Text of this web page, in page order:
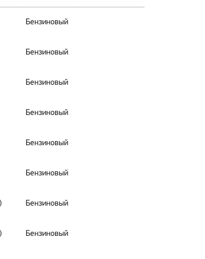
Бензиновый
Бензиновый
Бензиновый
Бензиновый
Бензиновый
Бензиновый
Бензиновый
Бензиновый